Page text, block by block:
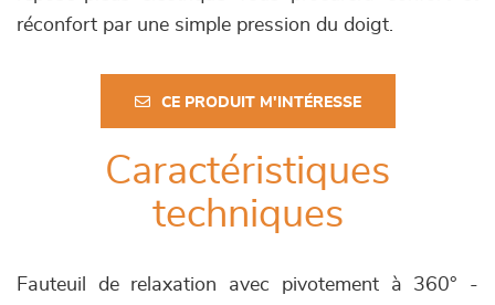
réconfort par une simple pression du doigt.
CE PRODUIT M'INTÉRESSE
Caractéristiques
techniques
Fauteuil de relaxation avec pivotement à 360° -